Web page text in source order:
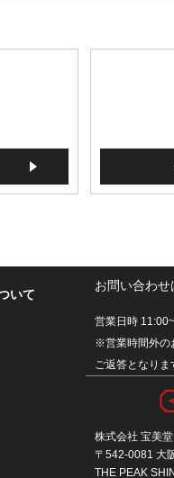
いて
お問い合わせ
営業日時
※営業時間外の
ご返答となりま
株式会社 宝美堂
〒542-0081 大
THE PEAK